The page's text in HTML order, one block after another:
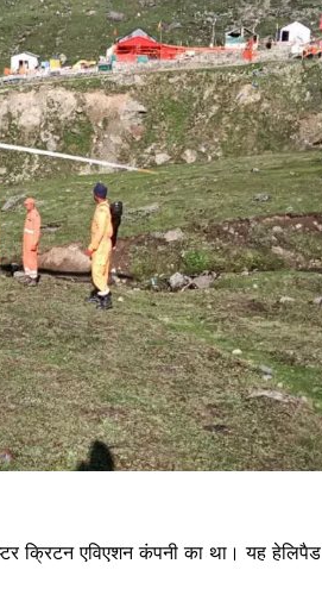
क्रिटन एविएशन कंपनी का था। यह